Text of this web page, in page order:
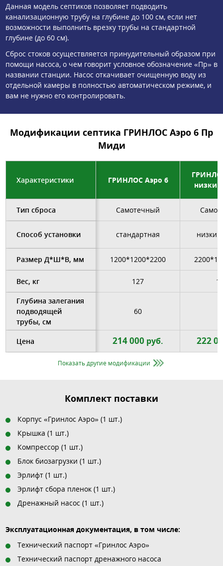
Данная модель септиков позволяет подводить
канализационную трубу на глубине до 100 см, если нет
возможности выполнить врезку трубы на стандартной
глубине (до 60 см).
Сброс стоков осуществляется принудительный образом при
помощи насоса, о чем говорит условное обозначение «Пр» в
названии станции. Насос откачивает очищенную воду из
отдельной камеры в полностью автоматическом режиме, и
вам не нужно его контролировать.
Модификации септика ГРИНЛОС Аэро 6 Пр
Миди
Характеристики ГРИНЛОС Аэро 6
низкий
Тип сброса Самотечный
Способ установки стандартная низкий
Размер Д*Ш*В, мм 1200*1200*2200
Вес, кг 127
Глубина залегания
подводящей
трубы, см
60
Цена 214 000 руб. 222
Показать другие модификации
Комплект поставки
Корпус «Гринлос Аэро» (1 шт.)
Крышка (1 шт.)
Компрессор (1 шт.)
Блок биозагрузки (1 шт.)
Эрлифт (1 шт.)
Эрлифт сбора пленок (1 шт.)
Дренажный насос (1 шт.)
Эксплуатационная документация, в том числе:
Технический паспорт «Гринлос Аэро»
Технический паспорт дренажного насоса